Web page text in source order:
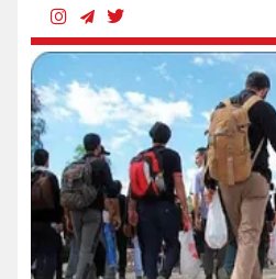
که جهان را شیفته کرد
روایتِ یک استخوان، یک نسل، یک توهم!
مردم برای شنیدن صدای رئیس‌جمهوری